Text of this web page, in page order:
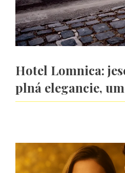
Hotel Lomnica:
plná elegancie,